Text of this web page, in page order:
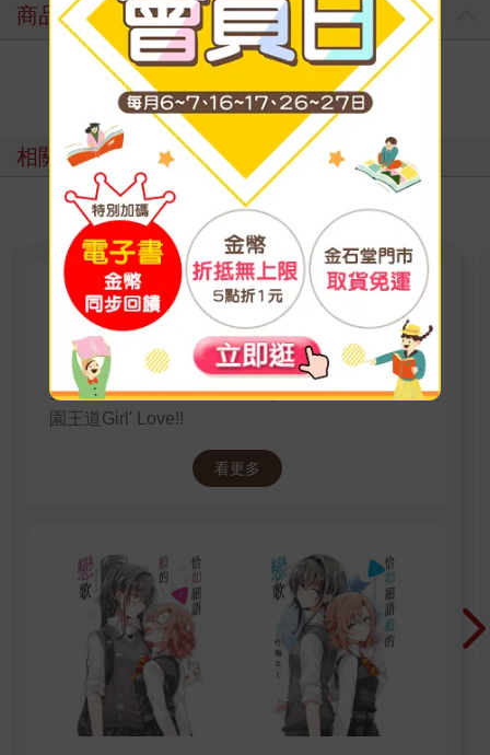
商品評價
相關主題
【百合】恰如細語般的戀歌
高中入學第一天，高一新生陽鞠，在新生歡迎會
見到了表演樂團的主唱——朝凪依，並且對依萌
生了一見鍾情的憧憬。 樂團少女×犬系學妹的學
園王道Girl' Love!!
看更多